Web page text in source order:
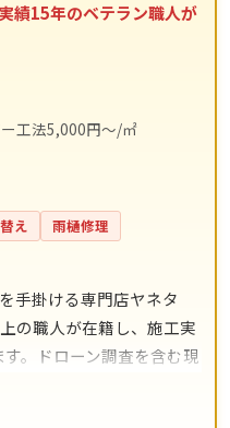
績15年のベテラン職人が
工法5,000円～/㎡
え
雨樋修理
手掛ける専門店ヤネタ
の職人が在籍し、施工実
。ドローン調査を含む現
。瓦ずれ直し1,500円〜/